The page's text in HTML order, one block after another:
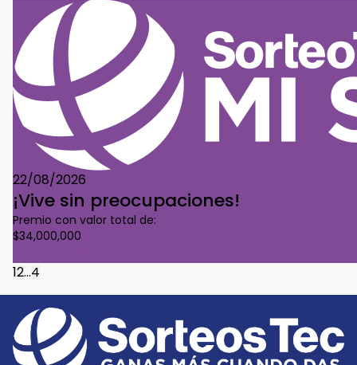
22/08/2026
¡Vive sin preocupaciones!
Premio con valor total de:
$34,000,000
12...4
Footer
Menu
Logo